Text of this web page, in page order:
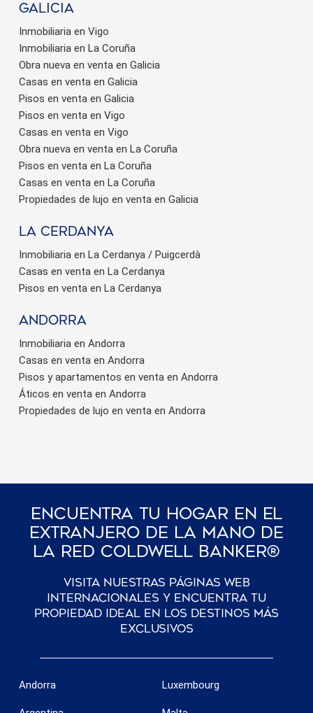
Galicia
Inmobiliaria en Vigo
Inmobiliaria en La Coruña
Obra nueva en venta en Galicia
Casas en venta en Galicia
Pisos en venta en Galicia
Pisos en venta en Vigo
Casas en venta en Vigo
Obra nueva en venta en La Coruña
Pisos en venta en La Coruña
Casas en venta en La Coruña
Propiedades de lujo en venta en Galicia
La Cerdanya
Inmobiliaria en La Cerdanya / Puigcerdà
Casas en venta en La Cerdanya
Pisos en venta en La Cerdanya
Andorra
Inmobiliaria en Andorra
Casas en venta en Andorra
Pisos y apartamentos en venta en Andorra
Áticos en venta en Andorra
Propiedades de lujo en venta en Andorra
Encuentra Tu Hogar En El
Extranjero De La Mano De
La Red Coldwell Banker®
Visita nuestras páginas web
internacionales y encuentra tu
propiedad ideal en los destinos más
exclusivos
Andorra Luxembourg